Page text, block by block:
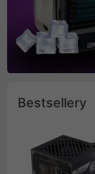
Bestsellery